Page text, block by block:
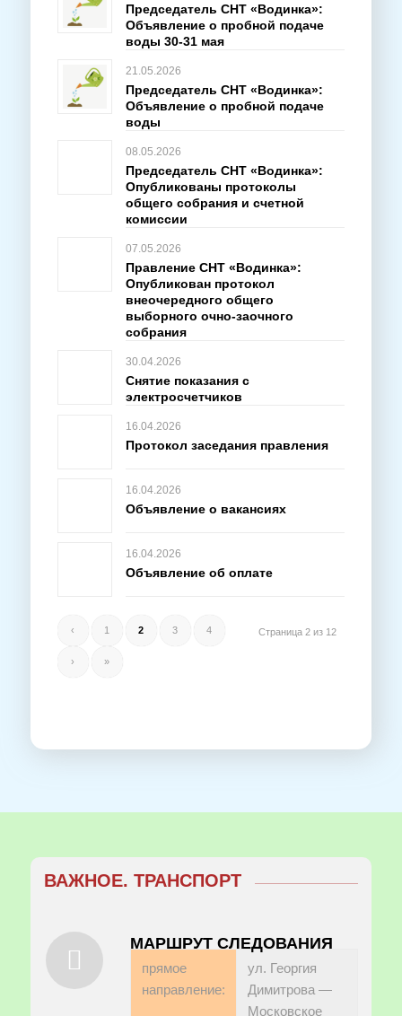
Председатель СНТ «Водинка»:
Объявление о пробной подаче
воды 30-31 мая
21.05.2026
Председатель СНТ «Водинка»:
Объявление о пробной подаче
воды
08.05.2026
Председатель СНТ «Водинка»:
Опубликованы протоколы
общего собрания и счетной
комиссии
07.05.2026
Правление СНТ «Водинка»:
Опубликован протокол
внеочередного общего
выборного очно-заочного
собрания
30.04.2026
Снятие показания с
электросчетчиков
16.04.2026
Протокол заседания правления
16.04.2026
Объявление о вакансиях
16.04.2026
Объявление об оплате
Страница 2 из 12
‹ 1 2 3 4
› »
ВАЖНОЕ. ТРАНСПОРТ
МАРШРУТ СЛЕДОВАНИЯ
прямое
направление:
ул. Георгия
Димитрова —
Московское